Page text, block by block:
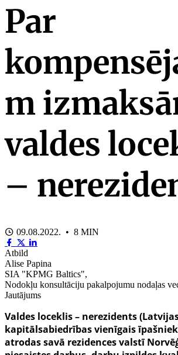
Par
m
valdes
–
09.08.2022. • 8 MIN
Atbild
Alise Papina
SIA "KPMG Baltics",
Nodokļu konsultāciju pakalpojumu nodaļas
Jautājums
Valdes loceklis – nerezidents
kapitālsabiedrības vienīgais
atrodas savā rezidences valstī